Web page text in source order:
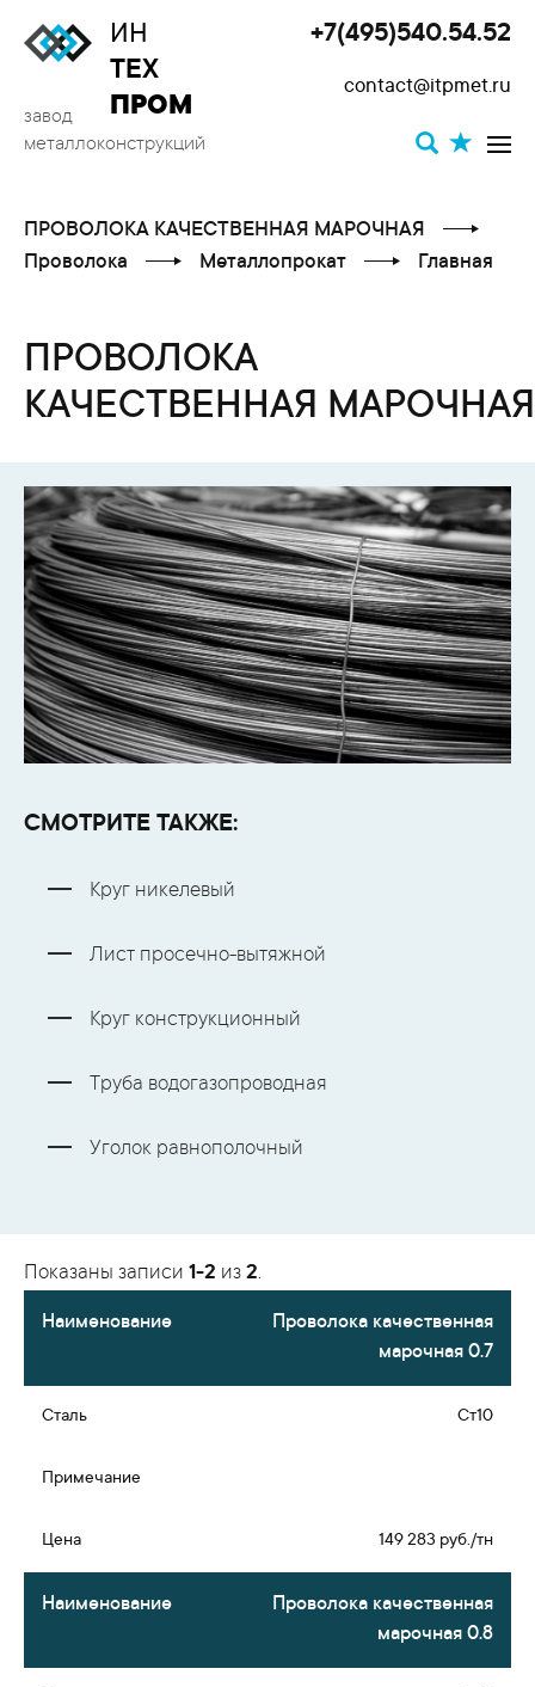
ИН
ТЕХ
ПРОМ
завод
металлоконструкций
+7(495)540.54.52
contact@itpmet.ru
ПРОВОЛОКА КАЧЕСТВЕННАЯ МАРОЧНАЯ
Проволока
Металлопрокат Главная
ПРОВОЛОКА
КАЧЕСТВЕННАЯ МАРОЧНАЯ
СМОТРИТЕ ТАКЖЕ:
Круг никелевый
Лист просечно-вытяжной
Круг конструкционный
Труба водогазопроводная
Уголок равнополочный
Показаны записи 1-2 из 2.
Проволока качественная
марочная 0.7
Ст10
149 283 руб./тн
Проволока качественная
марочная 0.8